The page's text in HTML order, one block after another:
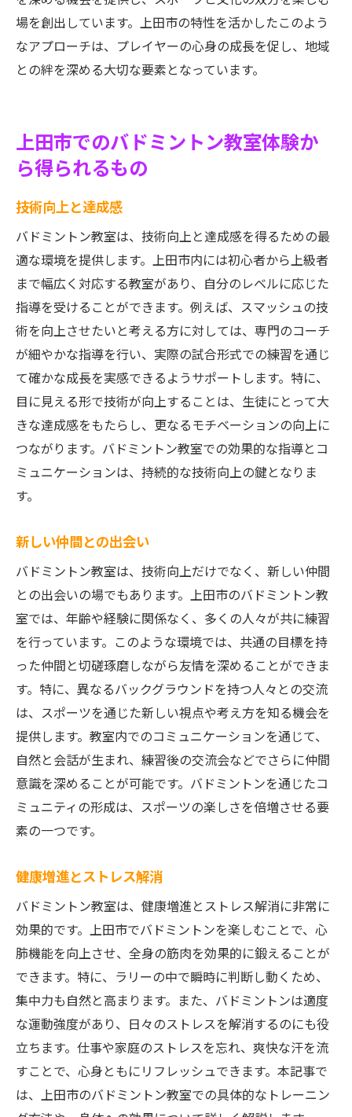
場を創出しています。上田市の特性を活かしたこのよう
なアプローチは、プレイヤーの心身の成長を促し、地域
との絆を深める大切な要素となっています。
上田市でのバドミントン教室体験か
ら得られるもの
技術向上と達成感
バドミントン教室は、技術向上と達成感を得るための最
適な環境を提供します。上田市内には初心者から上級者
まで幅広く対応する教室があり、自分のレベルに応じた
指導を受けることができます。例えば、スマッシュの技
術を向上させたいと考える方に対しては、専門のコーチ
が細やかな指導を行い、実際の試合形式での練習を通じ
て確かな成長を実感できるようサポートします。特に、
目に見える形で技術が向上することは、生徒にとって大
きな達成感をもたらし、更なるモチベーションの向上に
つながります。バドミントン教室での効果的な指導とコ
ミュニケーションは、持続的な技術向上の鍵となりま
す。
新しい仲間との出会い
バドミントン教室は、技術向上だけでなく、新しい仲間
との出会いの場でもあります。上田市のバドミントン教
室では、年齢や経験に関係なく、多くの人々が共に練習
を行っています。このような環境では、共通の目標を持
った仲間と切磋琢磨しながら友情を深めることができま
す。特に、異なるバックグラウンドを持つ人々との交流
は、スポーツを通じた新しい視点や考え方を知る機会を
提供します。教室内でのコミュニケーションを通じて、
自然と会話が生まれ、練習後の交流会などでさらに仲間
意識を深めることが可能です。バドミントンを通じたコ
ミュニティの形成は、スポーツの楽しさを倍増させる要
素の一つです。
健康増進とストレス解消
バドミントン教室は、健康増進とストレス解消に非常に
効果的です。上田市でバドミントンを楽しむことで、心
肺機能を向上させ、全身の筋肉を効果的に鍛えることが
できます。特に、ラリーの中で瞬時に判断し動くため、
集中力も自然と高まります。また、バドミントンは適度
な運動強度があり、日々のストレスを解消するのにも役
立ちます。仕事や家庭のストレスを忘れ、爽快な汗を流
すことで、心身ともにリフレッシュできます。本記事で
は、上田市のバドミントン教室での具体的なトレーニン